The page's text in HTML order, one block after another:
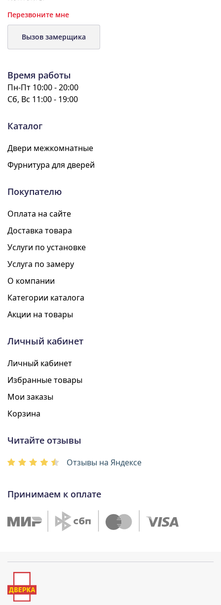
Перезвоните мне
Вызов замерщика
Время работы
Пн-Пт 10:00 - 20:00
Сб, Вс 11:00 - 19:00
Каталог
Двери межкомнатные
Фурнитура для дверей
Покупателю
Оплата на сайте
Доставка товара
Услуги по установке
Услуга по замеру
О компании
Категории каталога
Акции на товары
Личный кабинет
Личный кабинет
Избранные товары
Мои заказы
Корзина
Читайте отзывы
Отзывы на Яндексе
Принимаем к оплате